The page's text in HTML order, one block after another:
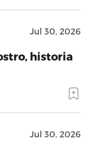
Jul 30, 2026
historia
Jul 30, 2026